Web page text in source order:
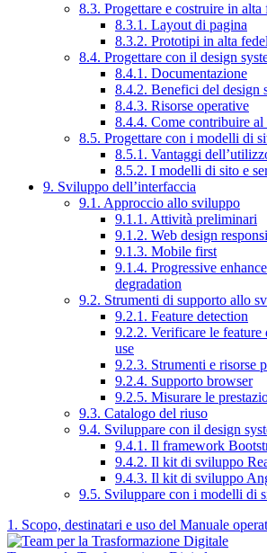
8.3. Progettare e costruire in alta
8.3.1. Layout di pagina
8.3.2. Prototipi in alta
8.4. Progettare con il design
8.4.1. Documentazione
8.4.2. Benefici del design
8.4.3. Risorse operative
8.4.4. Come contribuire al
8.5. Progettare con i modelli di
8.5.1. Vantaggi
8.5.2. I modelli di sito e
9. Sviluppo dell’interfaccia
9.1. Approccio allo sviluppo
9.1.1. Attività preliminari
9.1.2. Web design
9.1.3. Mobile first
9.1.4. Progressive
degradation
9.2. Strumenti di supporto allo
9.2.1. Feature detection
9.2.2. Verificare le
use
9.2.3. Strumenti e risorse
9.2.4. Supporto browser
9.2.5. Misurare le
9.3. Catalogo del riuso
9.4. Sviluppare con il design
9.4.1. Il framework
9.4.2. Il kit di sviluppo
9.4.3. Il kit di sviluppo
9.5. Sviluppare con i modelli di
1. Scopo, destinatari e uso del Manuale